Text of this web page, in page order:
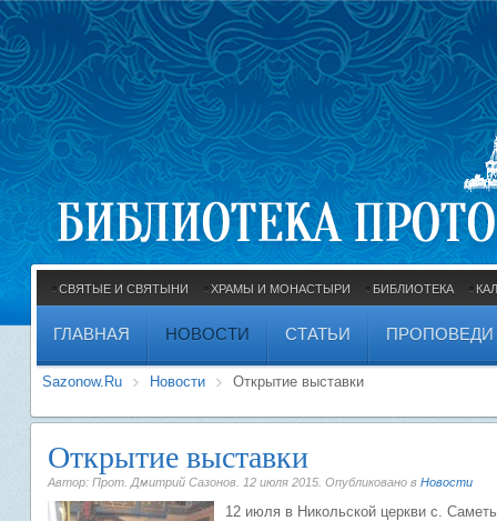
СВЯТЫЕ И СВЯТЫНИ ХРАМЫ И МОНАСТЫРИ БИБЛИОТЕКА
ГЛАВНАЯ НОВОСТИ СТАТЬИ ПРОПОВЕДИ
Sazonow.Ru Новости Открытие выставки
Открытие выставки
Автор: Прот. Дмитрий Сазонов. 12 июля 2015 . Опубликовано в Новости
12 июля в Никольской церкви с.